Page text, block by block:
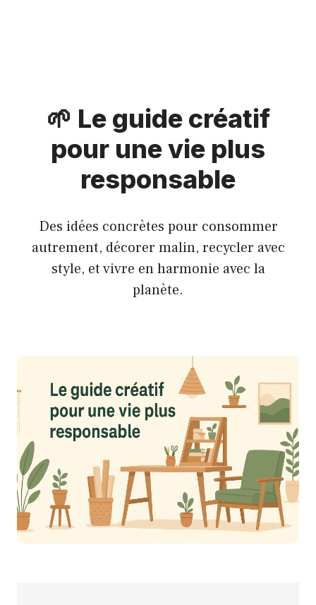
🌱 Le guide créatif
pour une vie plus
responsable
Des idées concrètes pour consommer
autrement, décorer malin, recycler avec
style, et vivre en harmonie avec la
planète.